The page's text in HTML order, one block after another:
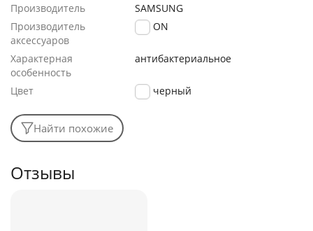
Производитель
SAMSUNG
Производитель
аксессуаров
FaisON
Характерная
особенность
антибактериальное
Цвет черный
Найти похожие
Отзывы